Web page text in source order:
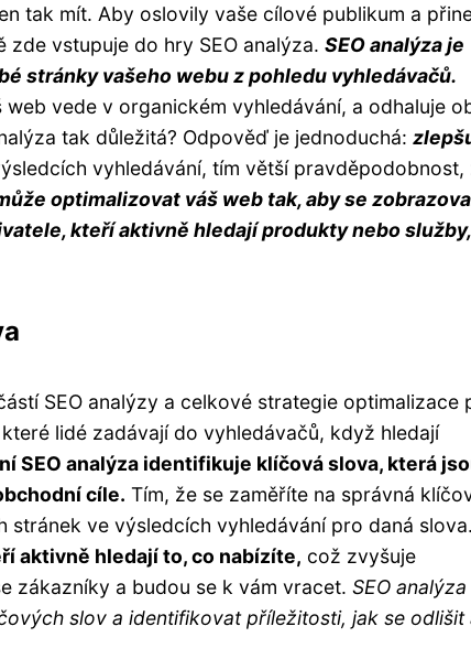
tak mít. Aby oslovily vaše cílové publikum a
vstupuje do hry SEO analýza. SEO analýza je
stránky vašeho webu z pohledu vyhledávačů.
vede v organickém vyhledávání, a odhaluje
tak důležitá? Odpověď je jednoduchá:
vyhledávání, tím větší pravděpodobnost,
optimalizovat váš web tak, aby se
kteří aktivně hledají produkty nebo služby,
SEO analýzy a celkové strategie optimalizace
lidé zadávají do vyhledávačů, když hledají
SEO analýza identifikuje klíčová slova, která
cíle. Tím, že se zaměříte na správná
ve výsledcích vyhledávání pro daná slova.
aktivně hledají to, co nabízíte, což zvyšuje
zákazníky a budou se k vám vracet. SEO
slov a identifikovat příležitosti, jak se odlišit